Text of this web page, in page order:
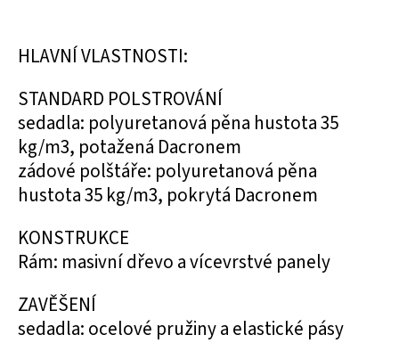
HLAVNÍ VLASTNOSTI:
STANDARD POLSTROVÁNÍ
sedadla: polyuretanová pěna hustota 35
kg/m3, potažená Dacronem
zádové polštáře: polyuretanová pěna
hustota 35 kg/m3, pokrytá Dacronem
KONSTRUKCE
Rám: masivní dřevo a vícevrstvé panely
ZAVĚŠENÍ
sedadla: ocelové pružiny a elastické pásy